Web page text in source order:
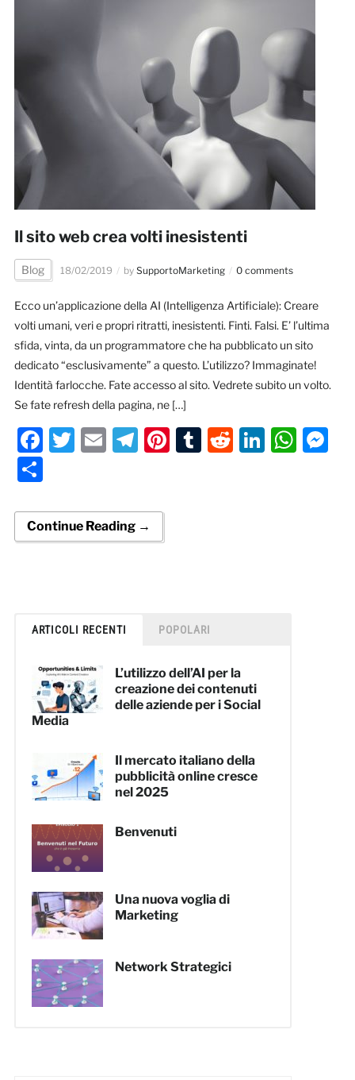
Il sito web crea volti inesistenti
Blog 18/02/2019 by SupportoMarketing 0 comments
Ecco un’applicazione della AI (Intelligenza Artificiale): Creare
volti umani, veri e propri ritratti, inesistenti. Finti. Falsi. E’ l’ultima
sfida, vinta, da un programmatore che ha pubblicato un sito
dedicato “esclusivamente” a questo. L’utilizzo? Immaginate!
Identità farlocche. Fate accesso al sito. Vedrete subito un volto.
Se fate refresh della pagina, ne […]
Facebook
Twitter
EmailTelegram
Pinterest
Tumblr
Reddit
Condividi
Continue Reading →
ARTICOLI RECENTI POPOLARI
L’utilizzo dell’AI per la
creazione dei contenuti
delle aziende per i Social
Media
Il mercato italiano della
pubblicità online cresce
nel 2025
Benvenuti
Una nuova voglia di
Marketing
Network Strategici